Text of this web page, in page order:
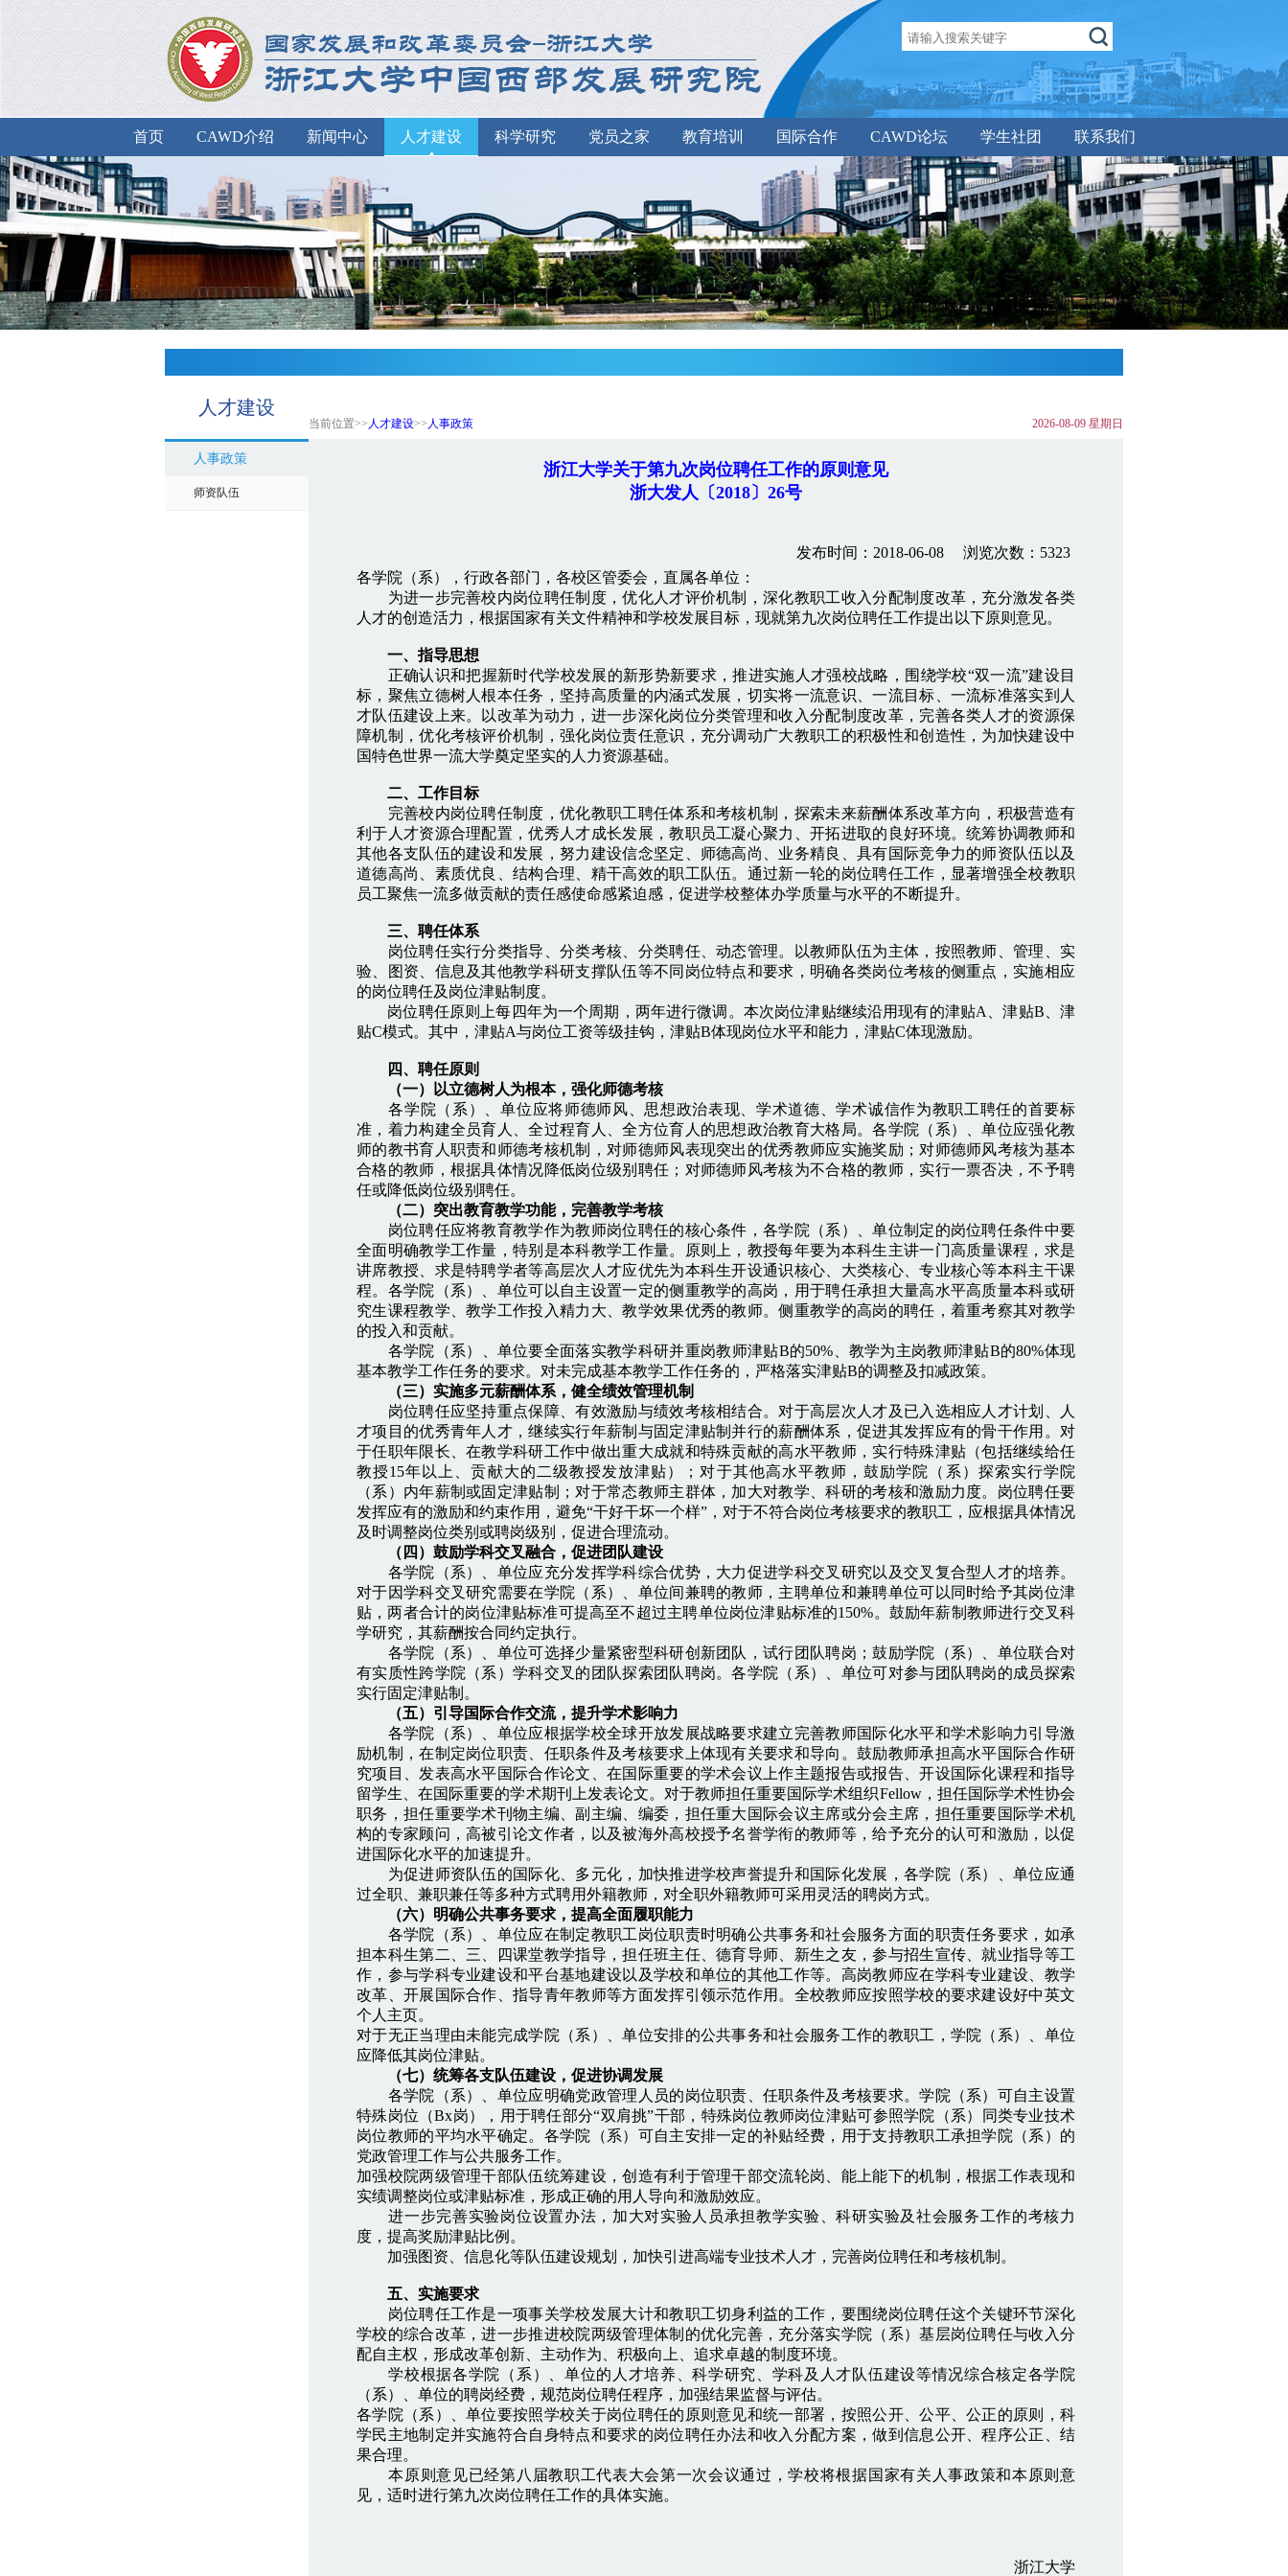
首页 CAWD介绍 新闻中心 人才建设 科学研究 党员之家 教育培训 国际合作 CAWD论坛 学生社团 联系我们
人才建设
当前位置>> 人才建设>> 人事政策 2026-08-09 星期日
人事政策
师资队伍
浙江大学关于第九次岗位聘任工作的原则意见
浙大发人〔2018〕26号
发布时间：2018-06-08 浏览次数：5323
各学院（系），行政各部门，各校区管委会，直属各单位：
为进一步完善校内岗位聘任制度，优化人才评价机制，深化教职工收入分配制度改革，充分激发各类
人才的创造活力，根据国家有关文件精神和学校发展目标，现就第九次岗位聘任工作提出以下原则意见。
一、指导思想
正确认识和把握新时代学校发展的新形势新要求，推进实施人才强校战略，围绕学校“双一流”建设目
标，聚焦立德树人根本任务，坚持高质量的内涵式发展，切实将一流意识、一流目标、一流标准落实到人
才队伍建设上来。以改革为动力，进一步深化岗位分类管理和收入分配制度改革，完善各类人才的资源保
障机制，优化考核评价机制，强化岗位责任意识，充分调动广大教职工的积极性和创造性，为加快建设中
国特色世界一流大学奠定坚实的人力资源基础。
二、工作目标
完善校内岗位聘任制度，优化教职工聘任体系和考核机制，探索未来薪酬体系改革方向，积极营造有
利于人才资源合理配置，优秀人才成长发展，教职员工凝心聚力、开拓进取的良好环境。统筹协调教师和
其他各支队伍的建设和发展，努力建设信念坚定、师德高尚、业务精良、具有国际竞争力的师资队伍以及
道德高尚、素质优良、结构合理、精干高效的职工队伍。通过新一轮的岗位聘任工作，显著增强全校教职
员工聚焦一流多做贡献的责任感使命感紧迫感，促进学校整体办学质量与水平的不断提升。
三、聘任体系
岗位聘任实行分类指导、分类考核、分类聘任、动态管理。以教师队伍为主体，按照教师、管理、实
验、图资、信息及其他教学科研支撑队伍等不同岗位特点和要求，明确各类岗位考核的侧重点，实施相应
的岗位聘任及岗位津贴制度。
岗位聘任原则上每四年为一个周期，两年进行微调。本次岗位津贴继续沿用现有的津贴A、津贴B、津
贴C模式。其中，津贴A与岗位工资等级挂钩，津贴B体现岗位水平和能力，津贴C体现激励。
四、聘任原则
（一）以立德树人为根本，强化师德考核
各学院（系）、单位应将师德师风、思想政治表现、学术道德、学术诚信作为教职工聘任的首要标
准，着力构建全员育人、全过程育人、全方位育人的思想政治教育大格局。各学院（系）、单位应强化教
师的教书育人职责和师德考核机制，对师德师风表现突出的优秀教师应实施奖励；对师德师风考核为基本
合格的教师，根据具体情况降低岗位级别聘任；对师德师风考核为不合格的教师，实行一票否决，不予聘
任或降低岗位级别聘任。
（二）突出教育教学功能，完善教学考核
岗位聘任应将教育教学作为教师岗位聘任的核心条件，各学院（系）、单位制定的岗位聘任条件中要
全面明确教学工作量，特别是本科教学工作量。原则上，教授每年要为本科生主讲一门高质量课程，求是
讲席教授、求是特聘学者等高层次人才应优先为本科生开设通识核心、大类核心、专业核心等本科主干课
程。各学院（系）、单位可以自主设置一定的侧重教学的高岗，用于聘任承担大量高水平高质量本科或研
究生课程教学、教学工作投入精力大、教学效果优秀的教师。侧重教学的高岗的聘任，着重考察其对教学
的投入和贡献。
各学院（系）、单位要全面落实教学科研并重岗教师津贴B的50%、教学为主岗教师津贴B的80%体现
基本教学工作任务的要求。对未完成基本教学工作任务的，严格落实津贴B的调整及扣减政策。
（三）实施多元薪酬体系，健全绩效管理机制
岗位聘任应坚持重点保障、有效激励与绩效考核相结合。对于高层次人才及已入选相应人才计划、人
才项目的优秀青年人才，继续实行年薪制与固定津贴制并行的薪酬体系，促进其发挥应有的骨干作用。对
于任职年限长、在教学科研工作中做出重大成就和特殊贡献的高水平教师，实行特殊津贴（包括继续给任
教授15年以上、贡献大的二级教授发放津贴）；对于其他高水平教师，鼓励学院（系）探索实行学院
（系）内年薪制或固定津贴制；对于常态教师主群体，加大对教学、科研的考核和激励力度。岗位聘任要
发挥应有的激励和约束作用，避免“干好干坏一个样”，对于不符合岗位考核要求的教职工，应根据具体情况
及时调整岗位类别或聘岗级别，促进合理流动。
（四）鼓励学科交叉融合，促进团队建设
各学院（系）、单位应充分发挥学科综合优势，大力促进学科交叉研究以及交叉复合型人才的培养。
对于因学科交叉研究需要在学院（系）、单位间兼聘的教师，主聘单位和兼聘单位可以同时给予其岗位津
贴，两者合计的岗位津贴标准可提高至不超过主聘单位岗位津贴标准的150%。鼓励年薪制教师进行交叉科
学研究，其薪酬按合同约定执行。
各学院（系）、单位可选择少量紧密型科研创新团队，试行团队聘岗；鼓励学院（系）、单位联合对
有实质性跨学院（系）学科交叉的团队探索团队聘岗。各学院（系）、单位可对参与团队聘岗的成员探索
实行固定津贴制。
（五）引导国际合作交流，提升学术影响力
各学院（系）、单位应根据学校全球开放发展战略要求建立完善教师国际化水平和学术影响力引导激
励机制，在制定岗位职责、任职条件及考核要求上体现有关要求和导向。鼓励教师承担高水平国际合作研
究项目、发表高水平国际合作论文、在国际重要的学术会议上作主题报告或报告、开设国际化课程和指导
留学生、在国际重要的学术期刊上发表论文。对于教师担任重要国际学术组织Fellow，担任国际学术性协会
职务，担任重要学术刊物主编、副主编、编委，担任重大国际会议主席或分会主席，担任重要国际学术机
构的专家顾问，高被引论文作者，以及被海外高校授予名誉学衔的教师等，给予充分的认可和激励，以促
进国际化水平的加速提升。
为促进师资队伍的国际化、多元化，加快推进学校声誉提升和国际化发展，各学院（系）、单位应通
过全职、兼职兼任等多种方式聘用外籍教师，对全职外籍教师可采用灵活的聘岗方式。
（六）明确公共事务要求，提高全面履职能力
各学院（系）、单位应在制定教职工岗位职责时明确公共事务和社会服务方面的职责任务要求，如承
担本科生第二、三、四课堂教学指导，担任班主任、德育导师、新生之友，参与招生宣传、就业指导等工
作，参与学科专业建设和平台基地建设以及学校和单位的其他工作等。高岗教师应在学科专业建设、教学
改革、开展国际合作、指导青年教师等方面发挥引领示范作用。全校教师应按照学校的要求建设好中英文
个人主页。
对于无正当理由未能完成学院（系）、单位安排的公共事务和社会服务工作的教职工，学院（系）、单位
应降低其岗位津贴。
（七）统筹各支队伍建设，促进协调发展
各学院（系）、单位应明确党政管理人员的岗位职责、任职条件及考核要求。学院（系）可自主设置
特殊岗位（Bx岗），用于聘任部分“双肩挑”干部，特殊岗位教师岗位津贴可参照学院（系）同类专业技术
岗位教师的平均水平确定。各学院（系）可自主安排一定的补贴经费，用于支持教职工承担学院（系）的
党政管理工作与公共服务工作。
加强校院两级管理干部队伍统筹建设，创造有利于管理干部交流轮岗、能上能下的机制，根据工作表现和
实绩调整岗位或津贴标准，形成正确的用人导向和激励效应。
进一步完善实验岗位设置办法，加大对实验人员承担教学实验、科研实验及社会服务工作的考核力
度，提高奖励津贴比例。
加强图资、信息化等队伍建设规划，加快引进高端专业技术人才，完善岗位聘任和考核机制。
五、实施要求
岗位聘任工作是一项事关学校发展大计和教职工切身利益的工作，要围绕岗位聘任这个关键环节深化
学校的综合改革，进一步推进校院两级管理体制的优化完善，充分落实学院（系）基层岗位聘任与收入分
配自主权，形成改革创新、主动作为、积极向上、追求卓越的制度环境。
学校根据各学院（系）、单位的人才培养、科学研究、学科及人才队伍建设等情况综合核定各学院
（系）、单位的聘岗经费，规范岗位聘任程序，加强结果监督与评估。
各学院（系）、单位要按照学校关于岗位聘任的原则意见和统一部署，按照公开、公平、公正的原则，科
学民主地制定并实施符合自身特点和要求的岗位聘任办法和收入分配方案，做到信息公开、程序公正、结
果合理。
本原则意见已经第八届教职工代表大会第一次会议通过，学校将根据国家有关人事政策和本原则意
见，适时进行第九次岗位聘任工作的具体实施。
浙江大学